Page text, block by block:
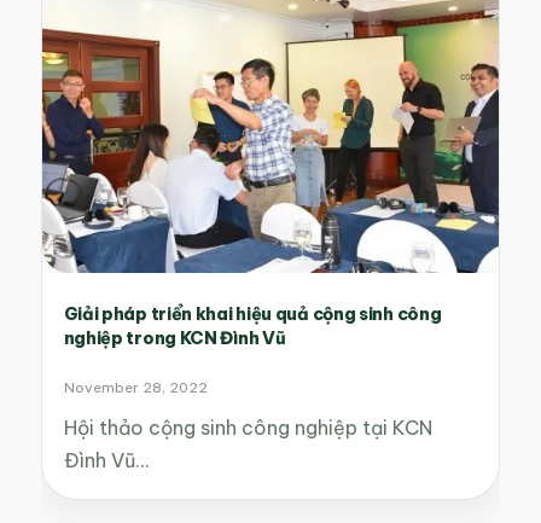
Giải pháp triển khai hiệu quả cộng sinh công
nghiệp trong KCN Đình Vũ
November 28, 2022
Hội thảo cộng sinh công nghiệp tại KCN
Đình Vũ…